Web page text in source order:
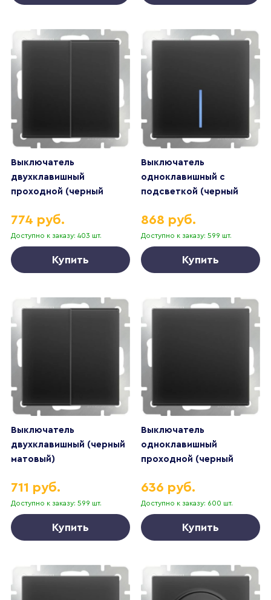
Выключатель
двухклавишный
проходной (черный
Доступно к заказу: 403 шт.
774 руб.
Купить
Выключатель
одноклавишный с
подсветкой (черный
Доступно к заказу: 599 шт.
868 руб.
Купить
Выключатель
двухклавишный (черный
матовый)
Доступно к заказу: 599 шт.
711 руб.
Купить
Выключатель
одноклавишный
проходной (черный
Доступно к заказу: 600 шт.
636 руб.
Купить